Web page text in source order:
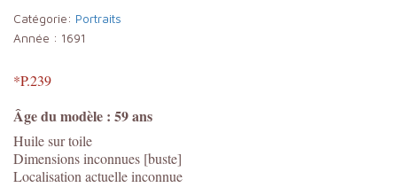
Catégorie: Portraits
Année : 1691
*P.239
Âge du modèle : 59 ans
Huile sur toile
Dimensions inconnues [buste]
Localisation actuelle inconnue